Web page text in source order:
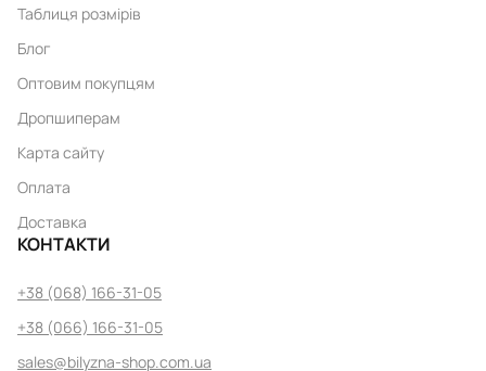
Таблиця розмірів
Блог
Оптовим покупцям
Дропшиперам
Карта сайту
Оплата
Доставка
КОНТАКТИ
+38 (068) 166-31-05
+38 (066) 166-31-05
sales@bilyzna-shop.com.ua